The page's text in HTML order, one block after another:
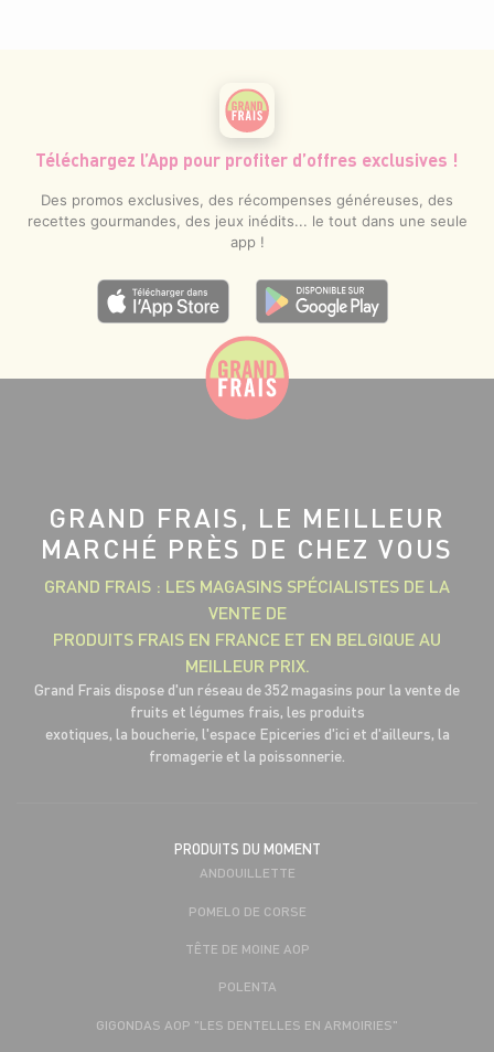
Téléchargez l’App pour profiter d’offres exclusives !
Des promos exclusives, des récompenses généreuses, des
recettes gourmandes, des jeux inédits... le tout dans une seule
app !
GRAND FRAIS, LE MEILLEUR
MARCHÉ PRÈS DE CHEZ VOUS
GRAND FRAIS : LES MAGASINS SPÉCIALISTES DE LA
VENTE DE
PRODUITS FRAIS EN FRANCE ET EN BELGIQUE AU
MEILLEUR PRIX.
Grand Frais dispose d'un réseau de 352 magasins pour la vente de
fruits et légumes frais, les produits
exotiques, la boucherie, l'espace Epiceries d'ici et d'ailleurs, la
fromagerie et la poissonnerie.
PRODUITS DU MOMENT
ANDOUILLETTE
POMELO DE CORSE
TÊTE DE MOINE AOP
POLENTA
GIGONDAS AOP "LES DENTELLES EN ARMOIRIES"